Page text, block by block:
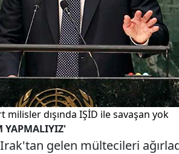
dışında IŞİD ile savaşan yok
YAPMALIYIZ'
gelen mültecileri